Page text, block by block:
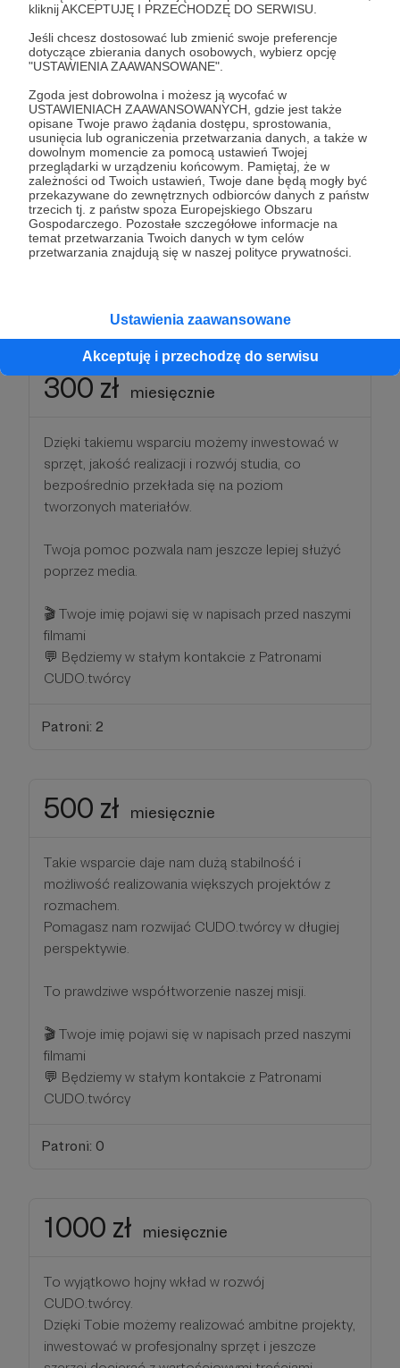
kliknij AKCEPTUJĘ I PRZECHODZĘ DO SERWISU.
Jeśli chcesz dostosować lub zmienić swoje preferencje
dotyczące zbierania danych osobowych, wybierz opcję
"USTAWIENIA ZAAWANSOWANE".
Zgoda jest dobrowolna i możesz ją wycofać w
USTAWIENIACH ZAAWANSOWANYCH, gdzie jest także
opisane Twoje prawo żądania dostępu, sprostowania,
usunięcia lub ograniczenia przetwarzania danych, a także w
dowolnym momencie za pomocą ustawień Twojej
przeglądarki w urządzeniu końcowym. Pamiętaj, że w
zależności od Twoich ustawień, Twoje dane będą mogły być
przekazywane do zewnętrznych odbiorców danych z państw
trzecich tj. z państw spoza Europejskiego Obszaru
Gospodarczego. Pozostałe szczegółowe informacje na
temat przetwarzania Twoich danych w tym celów
przetwarzania znajdują się w naszej polityce prywatności.
Ustawienia zaawansowane
Akceptuję i przechodzę do serwisu
Dzięki takiej kwocie możemy odważniej rozwijać
projekt, realizować kolejne pomysły i docierać do
coraz większej liczby odbiorców.
Pomagasz nam budować media, które niosą
dobro, nadzieję i wartości.
🎬 Twoje imię pojawi się w napisach przed naszymi
filmami
💬 Będziemy w stałym kontakcie z Patronami
CUDO.twórcy
300 zł miesięcznie
Dzięki takiemu wsparciu możemy inwestować w
sprzęt, jakość realizacji i rozwój studia, co
bezpośrednio przekłada się na poziom
tworzonych materiałów.
Twoja pomoc pozwala nam jeszcze lepiej służyć
poprzez media.
🎬 Twoje imię pojawi się w napisach przed naszymi
filmami
💬 Będziemy w stałym kontakcie z Patronami
CUDO.twórcy
Patroni: 2
500 zł miesięcznie
Takie wsparcie daje nam dużą stabilność i
możliwość realizowania większych projektów z
rozmachem.
Pomagasz nam rozwijać CUDO.twórcy w długiej
perspektywie.
To prawdziwe współtworzenie naszej misji.
🎬 Twoje imię pojawi się w napisach przed naszymi
filmami
💬 Będziemy w stałym kontakcie z Patronami
CUDO.twórcy
Patroni: 0
1000 zł miesięcznie
To wyjątkowo hojny wkład w rozwój
CUDO.twórcy.
Dzięki Tobie możemy realizować ambitne projekty,
inwestować w profesjonalny sprzęt i jeszcze